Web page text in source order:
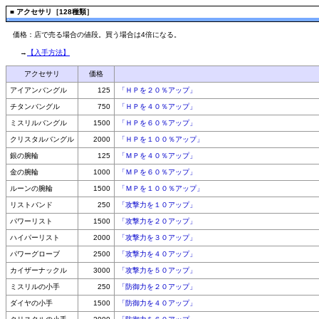
■ アクセサリ［128種類］
価格：店で売る場合の値段。買う場合は4倍になる。
→ 【入手方法】
アクセサリ 価格
アイアンバングル 125 「ＨＰを２０％アップ」
チタンバングル 750 「ＨＰを４０％アップ」
ミスリルバングル 1500 「ＨＰを６０％アップ」
クリスタルバングル 2000 「ＨＰを１００％アップ」
銀の腕輪 125 「ＭＰを４０％アップ」
金の腕輪 1000 「ＭＰを６０％アップ」
ルーンの腕輪 1500 「ＭＰを１００％アップ」
リストバンド 250 「攻撃力を１０アップ」
パワーリスト 1500 「攻撃力を２０アップ」
ハイパーリスト 2000 「攻撃力を３０アップ」
パワーグローブ 2500 「攻撃力を４０アップ」
カイザーナックル 3000 「攻撃力を５０アップ」
ミスリルの小手 250 「防御力を２０アップ」
ダイヤの小手 1500 「防御力を４０アップ」